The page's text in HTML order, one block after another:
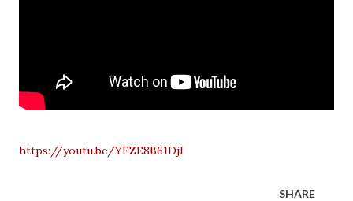
https://youtu.be/YFZE8B61DjI
SHARE